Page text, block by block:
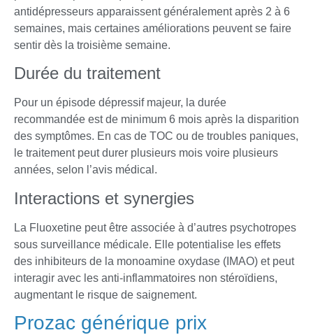
antidépresseurs apparaissent généralement après 2 à 6
semaines, mais certaines améliorations peuvent se faire
sentir dès la troisième semaine.
Durée du traitement
Pour un épisode dépressif majeur, la durée
recommandée est de minimum 6 mois après la disparition
des symptômes. En cas de TOC ou de troubles paniques,
le traitement peut durer plusieurs mois voire plusieurs
années, selon l’avis médical.
Interactions et synergies
La Fluoxetine peut être associée à d’autres psychotropes
sous surveillance médicale. Elle potentialise les effets
des inhibiteurs de la monoamine oxydase (IMAO) et peut
interagir avec les anti-inflammatoires non stéroïdiens,
augmentant le risque de saignement.
Prozac générique prix